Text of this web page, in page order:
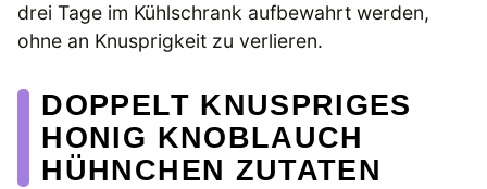
drei Tage im Kühlschrank aufbewahrt werden,
ohne an Knusprigkeit zu verlieren.
DOPPELT KNUSPRIGES
HONIG KNOBLAUCH
HÜHNCHEN ZUTATEN